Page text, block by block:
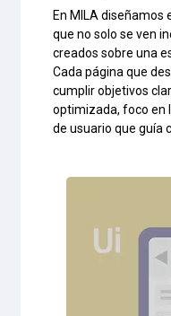
En MILA
que no solo se ven
creados sobre una
Cada página que
cumplir objetivos
optimizada, foco en
de usuario que guía